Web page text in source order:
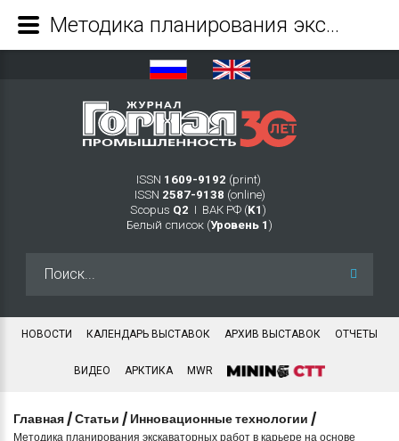
ISSN 1609-9192 (print)
ISSN 2587-9138 (online)
Scopus Q2 Ι ВАК РФ (K1 )
Белый список (Уровень 1 )
НОВОСТИ КАЛЕНДАРЬ ВЫСТАВОК АРХИВ ВЫСТАВОК ОТЧЕТЫ
ВИДЕО АРКТИКА MWR
Главная /Статьи / Инновационные технологии /
Методика планирования экскаваторных работ в карьере на основе
Методика планирования экскаваторных работ в карьере на основе компьютерного моделирования - Журнал Горная промышленность